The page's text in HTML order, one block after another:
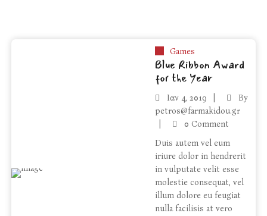
Games
Blue Ribbon Award
for the Year
Ιαν 4, 2019
By
petros@farmakidou.gr
0 Comment
Duis autem vel eum
iriure dolor in hendrerit
in vulputate velit esse
molestie consequat, vel
illum dolore eu feugiat
nulla facilisis at vero